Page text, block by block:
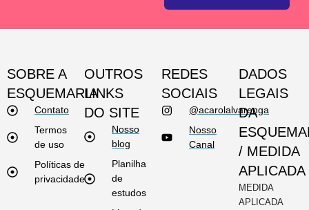
SOBRE A
ESQUEMARIA
Contato
Termos
de uso
Políticas de
privacidade
OUTROS
LINKS
DO SITE
Nosso
blog
Planilha
de
estudos
REDES
SOCIAIS
@acarolalvarenga
Nosso
Canal
DADOS
LEGAIS
DA
/ MEDIDA
APLICADA
MEDIDA
APLICADA